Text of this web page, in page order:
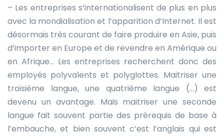
– Les entreprises s’internationalisent de plus en plus
avec la mondialisation et l’apparition d’Internet. Il est
désormais très courant de faire produire en Asie, puis
d’importer en Europe et de revendre en Amérique ou
en Afrique… Les entreprises recherchent donc des
employés polyvalents et polyglottes. Maitriser une
troisième langue, une quatrième langue (…) est
devenu un avantage. Mais maitriser une seconde
langue fait souvent partie des prérequis de base à
l’embauche, et bien souvent c’est l’anglais qui est